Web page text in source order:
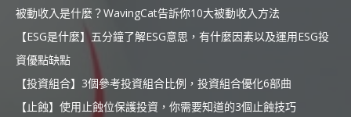
被動收入是什麼？WavingCat告訴你10大被動收入方法
【ESG是什麼】五分鐘了解ESG意思，有什麼因素以及運用ESG投
資優點缺點
【投資組合】3個參考投資組合比例，投資組合優化6部曲
【止蝕】使用止蝕位保護投資，你需要知道的3個止蝕技巧